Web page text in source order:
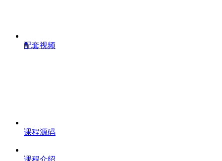
配套视频
课程源码
课程介绍